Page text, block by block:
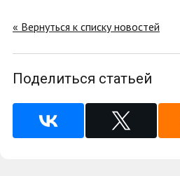
« Вернуться к списку новостей
Поделиться статьей